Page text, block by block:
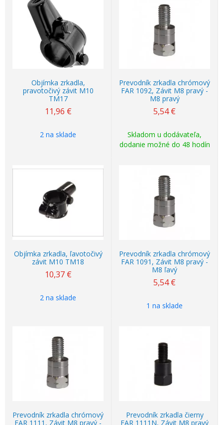
Objímka zrkadla,
pravotočivý závit M10
TM17
11,96 €
2 na sklade
Prevodník zrkadla chrómový
FAR 1092, Závit M8 pravý -
M8 pravý
5,54 €
Skladom u dodávateľa,
dodanie možné do 48 hodín
Objímka zrkadla, ľavotočivý
závit M10 TM18
10,37 €
2 na sklade
Prevodník zrkadla chrómový
FAR 1091, Závit M8 pravý -
M8 ľavý
5,54 €
1 na sklade
Prevodník zrkadla chrómový
FAR 1111, Závit M8 pravý -
Prevodník zrkadla čierny
FAR 1111N, Závit M8 pravý